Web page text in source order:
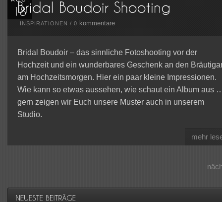
INSPIRATIONEN / 0 kommentare
Bridal Boudoir – das sinnliche Fotoshooting vor der
Hochzeit und ein wunderbares Geschenk an den
am Hochzeitsmorgen. Hier ein paar kleine Impressionen.
Wie kann so etwas aussehen, wie schaut ein Album aus
gern zeigen wir Euch unsere Muster auch in unserem
Studio.
mehr